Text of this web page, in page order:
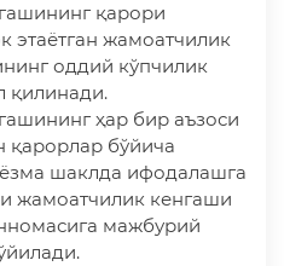
қарори
этаётган жамоатчилик
оддий кўпчилик
қилинади.
ҳар бир аъзоси
қарорлар бўйича
шаклда ифодалашга
жамоатчилик кенгаши
мажбурий